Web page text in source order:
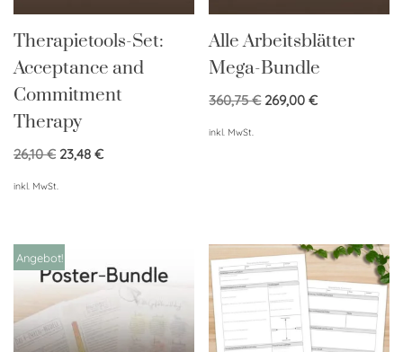
Therapietools-Set:
Acceptance and
Commitment
Therapy
26,10€ 23,48 €
inkl. MwSt.
Alle Arbeitsblätter
Mega-Bundle
360,75€ 269,00€
inkl. MwSt.
Angebot!